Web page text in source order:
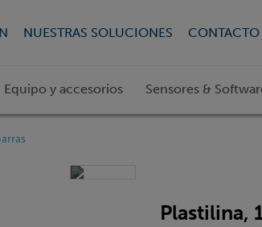
NUESTRAS SOLUCIONES CONTACTO
Equipo y accesorios Sensores &
Plastilina,